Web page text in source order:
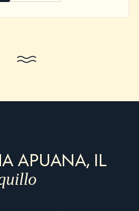
APUANA, IL